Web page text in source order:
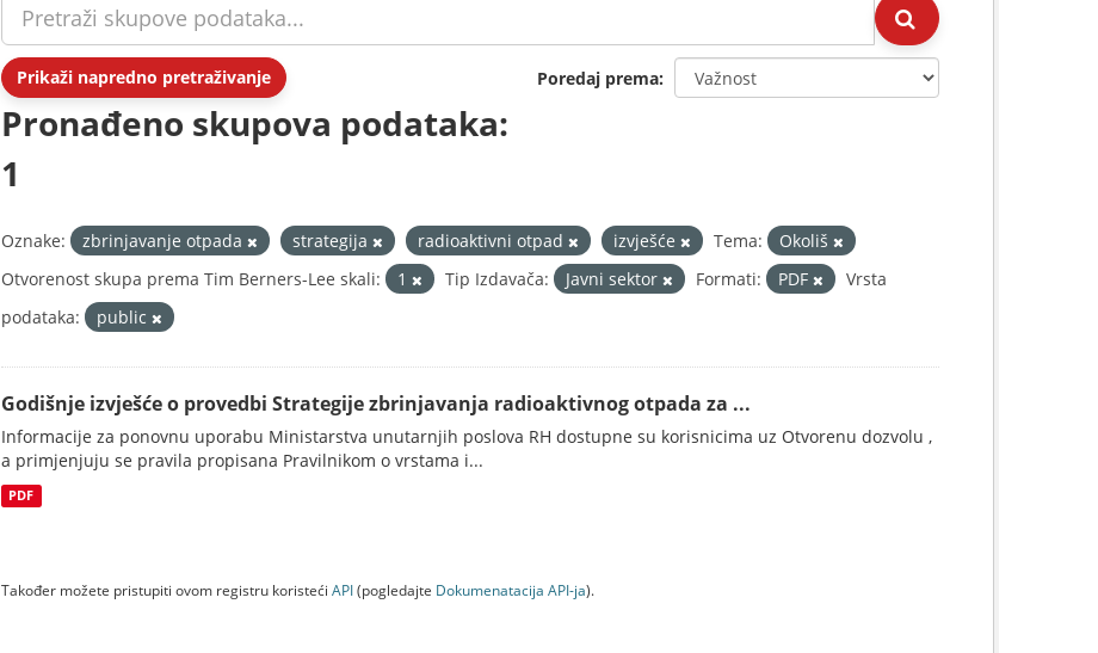
Prikaži napredno pretraživanje Poredaj prema
Pronađeno skupova podataka:
1
Oznake: zbrinjavanje otpada strategija radioaktivni otpad izvješće Tema:
Okoliš
Otvorenost skupa prema Tim Berners-Lee skali:
1 Tip Izdavača: Javni sektor Formati: PDF
Vrsta
podataka:
public
Godišnje izvješće o provedbi Strategije zbrinjavanja radioaktivnog otpada za ...
Informacije za ponovnu uporabu Ministarstva unutarnjih poslova RH dostupne su korisnicima uz Otvorenu dozvolu ,
a primjenjuju se pravila propisana Pravilnikom o vrstama i...
PDF
Također možete pristupiti ovom registru koristeći API(pogledajte Dokumenаtаcijа API-jа).